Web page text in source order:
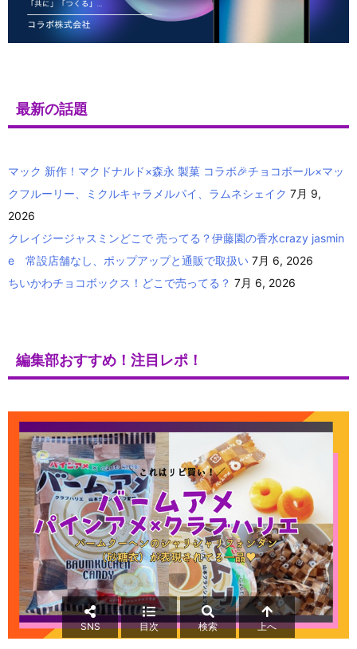
最新の話題
マック 新作！マクドナルド×森永 製菓 コラボ🎉チョコボール×マッ
クフルーリー、ミクルキャラメルパイ、ラムネシェイク 7月 9,
2026
クレイジージャスミンどこで 売ってる？伊藤園の香水crazy jasmin
e 常設店舗なし、ポップアップと通販で取扱い 7月 6, 2026
ちいかわチョコボックス！どこで売ってる？ 7月 6, 2026
編集部おすすめ！注目レポ！
SNS 目次 検索 上へ